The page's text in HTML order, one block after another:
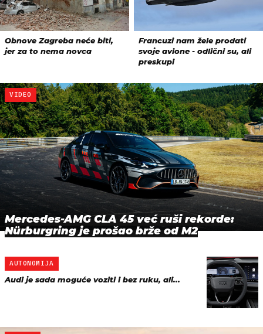
VIDEO
Mercedes-AMG CLA 45 već ruši rekorde:
Nürburgring je prošao brže od M2
AUTONOMIJA
Audi je sada moguće voziti i bez ruku, ali...